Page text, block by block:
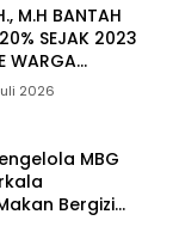
M.H BANTAH
SEJAK 2023
WARGA
2026
MBG
Bergizi